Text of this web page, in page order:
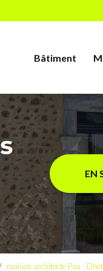
Bâtiment
EN
maison architecte Pau -